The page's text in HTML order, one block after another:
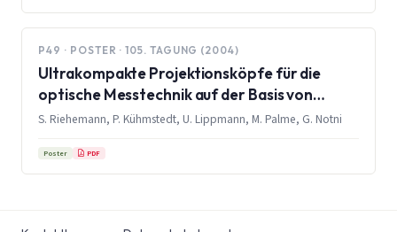
P49 · POSTER · 105. TAGUNG (2004)
Ultrakompakte Projektionsköpfe für die
optische Messtechnik auf der Basis von
OLED-Displays
S. Riehemann, P. Kühmstedt, U. Lippmann, M. Palme, G. Notni
Poster PDF